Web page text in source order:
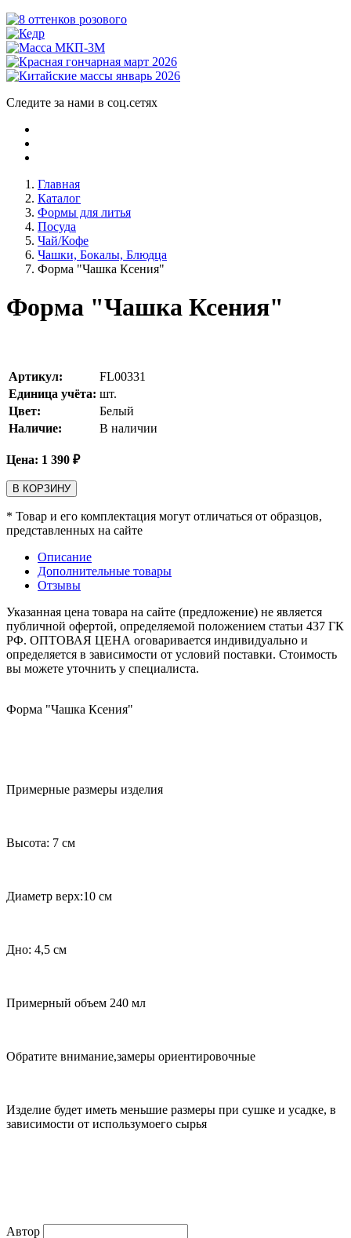
Следите за нами в соц.сетях
Главная
Каталог
Формы для литья
Посуда
Чай/Кофе
Чашки, Бокалы, Блюдца
Форма "Чашка Ксения"
Форма "Чашка Ксения"
Артикул:
FL00331
Единица учёта: шт.
Цвет:
Белый
Наличие:
В наличии
Цена: 1 390 ₽
В КОРЗИНУ
* Товар и его комплектация могут отличаться от образцов,
представленных на сайте
Описание
Дополнительные товары
Отзывы
Указанная цена товара на сайте (предложение) не является
публичной офертой, определяемой положением статьи 437 ГК
РФ. ОПТОВАЯ ЦЕНА оговаривается индивидуально и
определяется в зависимости от условий поставки. Стоимость
вы можете уточнить у специалиста.
Форма "Чашка Ксения"
Примерные размеры изделия
Высота: 7 см
Диаметр верх:10 см
Дно: 4,5 см
Примерный объем 240 мл
Обратите внимание,замеры ориентировочные
Изделие будет иметь меньшие размеры при сушке и усадке, в
зависимости от использумоего сырья
Автор